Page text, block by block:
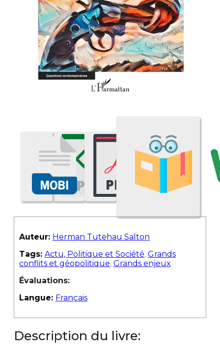
Auteur: Herman Tutehau Salton
Tags: Actu, Politique et Société, Grands
conflits et géopolitique, Grands enjeux
Évaluations:
Langue: Français
Description du livre: